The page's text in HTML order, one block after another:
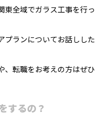
東全域でガラス工事を行っ
プランについてお話しした
、転職をお考えの方はぜひ
するの？